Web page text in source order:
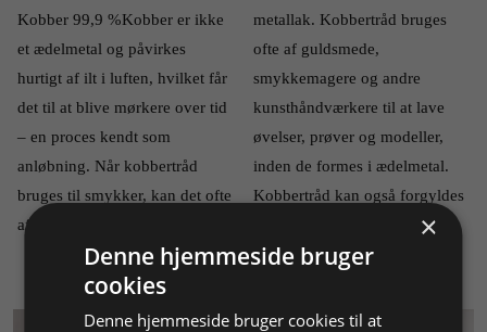
Kobber 99,9 %Kobber er ikke
et ædelmetal og påvirkes
hurtigt af ilt i luften, hvilket får
det til at blive mørkere over tid
– en proces kendt som
anløbning. Når kobbertråd
bruges til smykker, kan det ofte
afsmitte på huden. Hvis man
metallak. Kobbertråd bruges
ofte af guldsmede,
smykkemagere og andre
kunsthåndværkere til at lave
øvelser, prøver og modeller,
inden de formes i ædelmetal.
Kobbertråd kan også forgyldes
×
Denne hjemmeside bruger
cookies
Denne hjemmeside bruger cookies til at